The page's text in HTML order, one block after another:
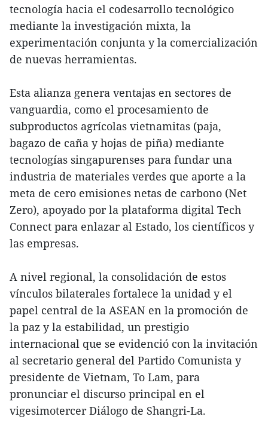
tecnología hacia el codesarrollo tecnológico
mediante la investigación mixta, la
experimentación conjunta y la comercialización
de nuevas herramientas.
Esta alianza genera ventajas en sectores de
vanguardia, como el procesamiento de
subproductos agrícolas vietnamitas (paja,
bagazo de caña y hojas de piña) mediante
tecnologías singapurenses para fundar una
industria de materiales verdes que aporte a la
meta de cero emisiones netas de carbono (Net
Zero), apoyado por la plataforma digital Tech
Connect para enlazar al Estado, los científicos y
las empresas.
A nivel regional, la consolidación de estos
vínculos bilaterales fortalece la unidad y el
papel central de la ASEAN en la promoción de
la paz y la estabilidad, un prestigio
internacional que se evidenció con la invitación
al secretario general del Partido Comunista y
presidente de Vietnam, To Lam, para
pronunciar el discurso principal en el
vigesimotercer Diálogo de Shangri-La.